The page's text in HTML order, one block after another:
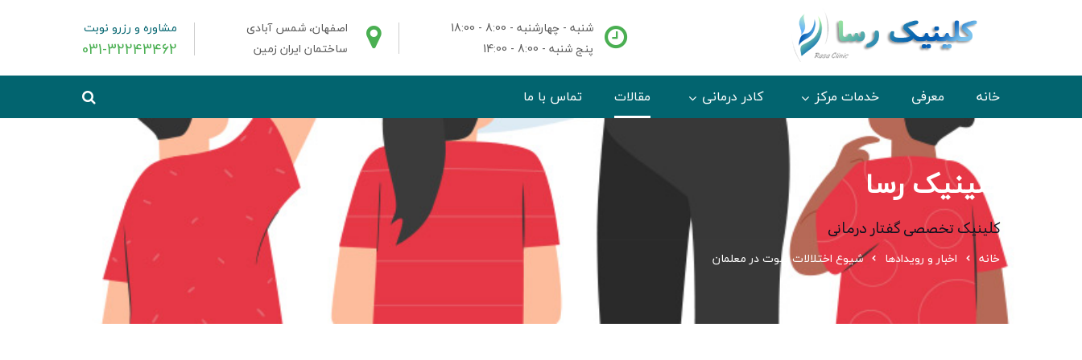
مشاوره و رزرو نوبت
031-32243462
اصفهان، شمس آبادی
ساختمان ایران زمین
شنبه - چهارشنبه - 8:00 - 18:00
پنج شنبه - 8:00 - 14:00
خانه معرفی خدمات مرکز کادر درمانی مقالات تماس با ما
کلینیک رسا
کلینیک تخصصی گفتار درمانی
خانه اخبار و رویدادها شیوع اختلالات صوت در معلمان